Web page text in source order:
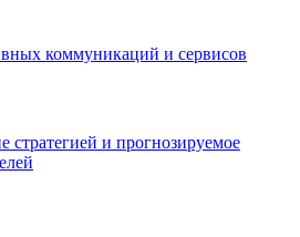
коммуникаций и сервисов
стратегией и прогнозируемое